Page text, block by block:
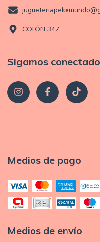
COLÓN 347
Sigamos
Medios de pago
Medios de envío